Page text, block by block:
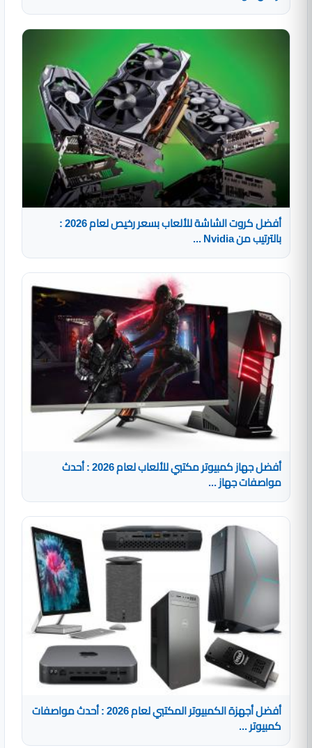
أفضل كروت الشاشة للألعاب بسعر رخيص لعام 2026 :
بالترتيب من Nvidia ...
أفضل جهاز كمبيوتر مكتبي للألعاب لعام 2026 : أحدث
مواصفات جهاز ...
أفضل أجهزة الكمبيوتر المكتبي لعام 2026 : أحدث مواصفات
كمبيوتر ...